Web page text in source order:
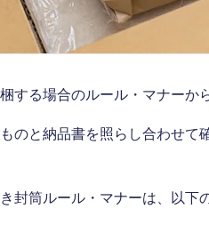
する場合のルール・マナーか
のと納品書を照らし合わせ
封筒ルール・マナーは、以下